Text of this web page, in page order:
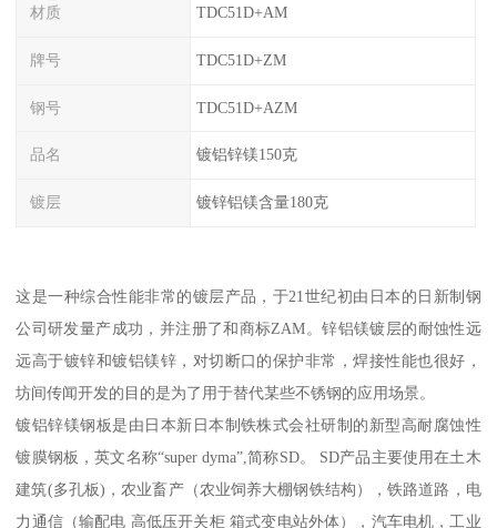
材质 TDC51D+AM
牌号 TDC51D+ZM
钢号 TDC51D+AZM
品名 镀铝锌镁150克
镀层 镀锌铝镁含量180克
这是一种综合性能非常的镀层产品，于21世纪初由日本的日新制钢
公司研发量产成功，并注册了和商标ZAM。锌铝镁镀层的耐蚀性远
远高于镀锌和镀铝镁锌，对切断口的保护非常，焊接性能也很好，
坊间传闻开发的目的是为了用于替代某些不锈钢的应用场景。
镀铝锌镁钢板是由日本新日本制铁株式会社研制的新型高耐腐蚀性
镀膜钢板，英文名称“super dyma”,简称SD。 SD产品主要使用在土木
建筑(多孔板)，农业畜产（农业饲养大棚钢铁结构），铁路道路，电
力通信（输配电 高低压开关柜 箱式变电站外体），汽车电机，工业